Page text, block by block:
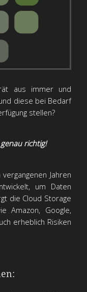
aus immer und
diese bei Bedarf
stellen?
richtig!
Jahren
um Daten
die Cloud Storage
Amazon, Google,
erheblich Risiken